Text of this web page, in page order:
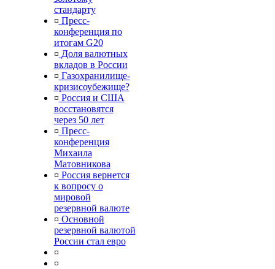
стандарту
¤ Пресс-
конференция по
итогам G20
¤ Доля валютных
вкладов в России
¤ Газохранилище-
кризисоубежище?
¤ Россия и США
восстановятся
через 50 лет
¤ Пресс-
конференция
Михаила
Матовникова
¤ Россия вернется
к вопросу о
мировой
резервной валюте
¤ Основной
резервной валютой
России стал евро
¤
¤